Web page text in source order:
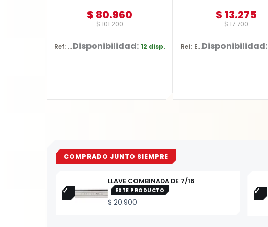
$101.200
$ 80.960
Ref: SPK030Disponibilidad: 12 disp.
$17.700
$ 13.275
Ref: E-03442Disponibilidad:
COMPRADO JUNTO SIEMPRE
LLAVE COMBINADA DE 7/16
ESTE PRODUCTO
$ 20.900